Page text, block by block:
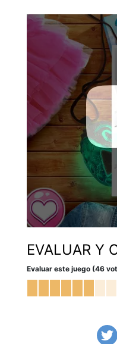
EVALUAR Y
Evaluar este juego (46